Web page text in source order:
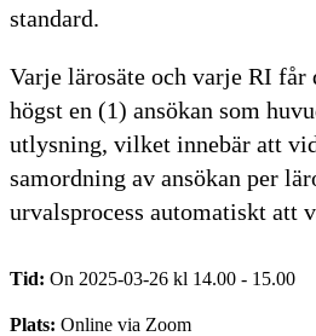
standard.
Varje lärosäte och varje RI får
högst en (1) ansökan som
utlysning, vilket innebär att
samordning av ansökan per
urvalsprocess automatiskt att
Tid: On 2025-03-26 kl 14.00 - 15.00
Plats: Online via Zoom